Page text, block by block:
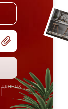
данных